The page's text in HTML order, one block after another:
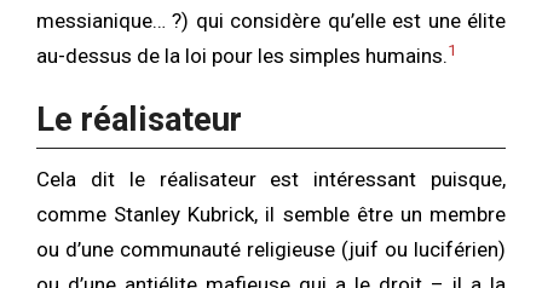
messianique… ?) qui considère qu’elle est une élite
au-dessus de la loi pour les simples humains.1
Le réalisateur
Cela dit le réalisateur est intéressant puisque,
comme Stanley Kubrick, il semble être un membre
ou d’une communauté religieuse (juif ou luciférien)